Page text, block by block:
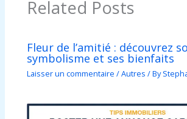
Related Posts
Fleur de l’amitié : découvrez
symbolisme et ses bienfaits
Laisser un commentaire /Autres / By